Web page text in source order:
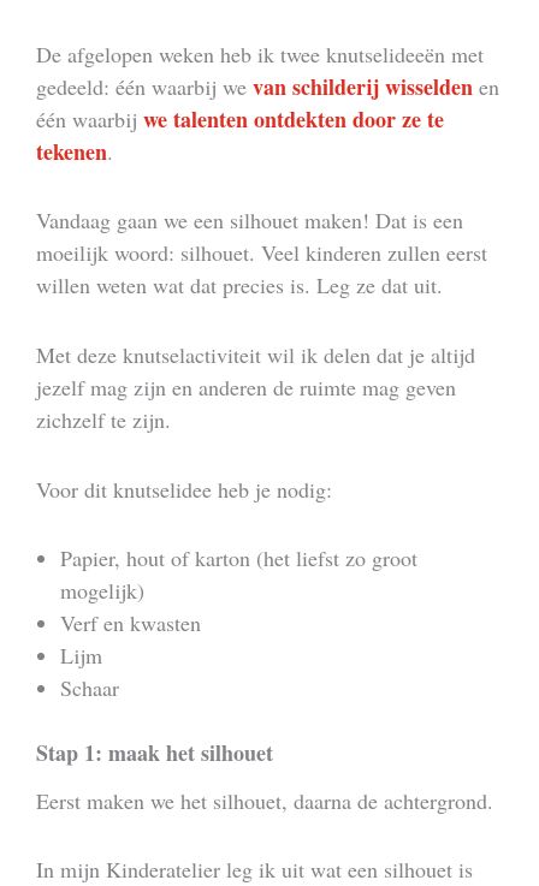
De afgelopen weken heb ik twee knutselideeën met
gedeeld: één waarbij we van schilderij wisselden en
één waarbij we talenten ontdekten door ze te
tekenen.
Vandaag gaan we een silhouet maken! Dat is een
moeilijk woord: silhouet. Veel kinderen zullen eerst
willen weten wat dat precies is. Leg ze dat uit.
Met deze knutselactiviteit wil ik delen dat je altijd
jezelf mag zijn en anderen de ruimte mag geven
zichzelf te zijn.
Voor dit knutselidee heb je nodig:
Papier, hout of karton (het liefst zo groot
mogelijk)
Verf en kwasten
Lijm
Schaar
Stap 1: maak het silhouet
Eerst maken we het silhouet, daarna de achtergrond.
In mijn Kinderatelier leg ik uit wat een silhouet is